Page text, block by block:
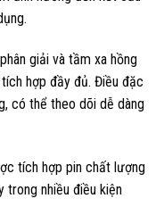
giải và tầm xa hồng
hợp đầy đủ. Điều đặc
có thể theo dõi dễ dàng
tích hợp pin chất lượng
trong nhiều điều kiện